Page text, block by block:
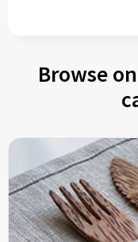
Browse